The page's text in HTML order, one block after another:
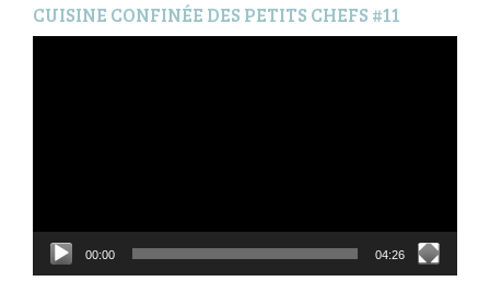
CUISINE CONFINÉE DES PETITS CHEFS #11
00:00 04:26